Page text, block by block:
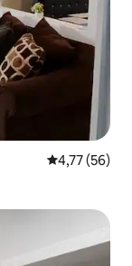
4,77 de uma
4,77 (56)